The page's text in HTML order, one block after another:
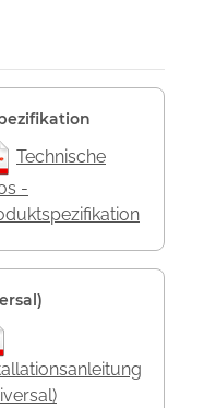
Technische
-